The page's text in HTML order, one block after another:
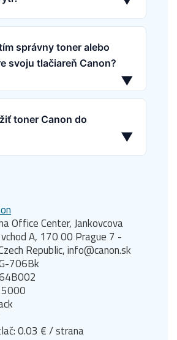
správny toner alebo
svoju tlačiareň Canon?
▼
toner Canon do
▼
Office Center, Jankovcova
A, 170 00 Prague 7 -
Republic, info@canon.sk
706Bk
0.03 € / strana